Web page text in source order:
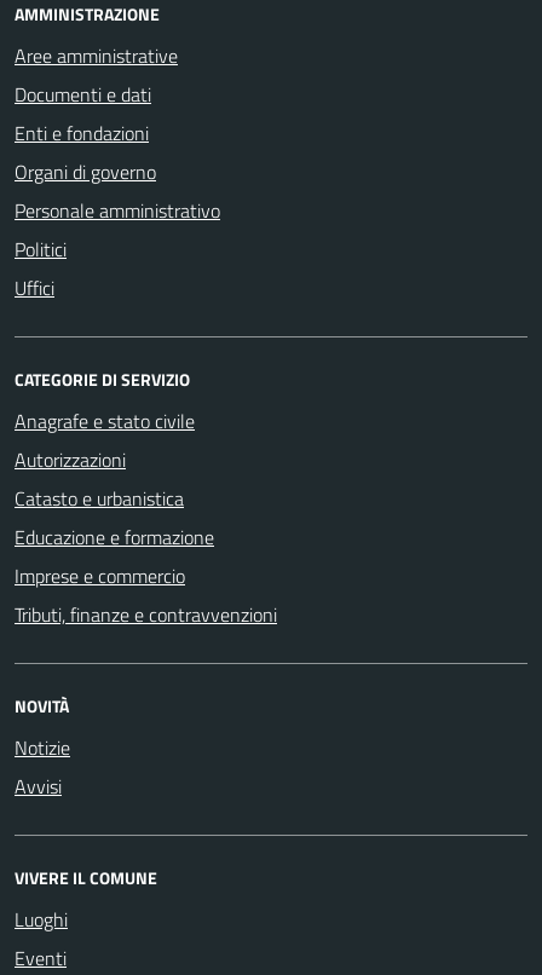
AMMINISTRAZIONE
Aree amministrative
Documenti e dati
Enti e fondazioni
Organi di governo
Personale amministrativo
Politici
Uffici
CATEGORIE DI SERVIZIO
Anagrafe e stato civile
Autorizzazioni
Catasto e urbanistica
Educazione e formazione
Imprese e commercio
Tributi, finanze e contravvenzioni
NOVITÀ
Notizie
Avvisi
VIVERE IL COMUNE
Luoghi
Eventi